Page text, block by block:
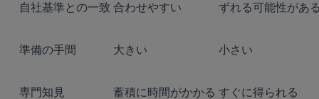
自社基準との一致 合わせやすい ずれる可能性があ
準備の手間 大きい 小さい
専門知見 蓄積に時間がかかる すぐに得られる